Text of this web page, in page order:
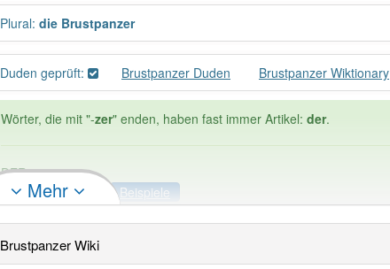
Plural: die Brustpanzer
Duden geprüft: Brustpanzer Duden Brustpanzer Wiktionary
Wörter, die mit "-zer" enden, haben fast immer Artikel: der.
DER:325
DIE: 1Ausnahmen
Beispiele
DAS:2Ausnahmen
PowerIndex:
Mehr
Brustpanzer Wiki